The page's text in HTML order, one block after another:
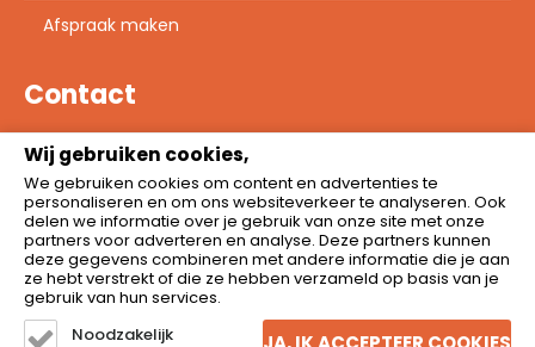
Afspraak maken
Contact
Joannes Wuijtiersstraat 33,
1962 VM Heemskerk
info@fysioheemskerk.nl
0251 – 23 10 96
Wij gebruiken cookies,
We gebruiken cookies om content en advertenties te
personaliseren en om ons websiteverkeer te analyseren. Ook
delen we informatie over je gebruik van onze site met onze
partners voor adverteren en analyse. Deze partners kunnen
deze gegevens combineren met andere informatie die je aan
ze hebt verstrekt of die ze hebben verzameld op basis van je
gebruik van hun services.
Noodzakelijk